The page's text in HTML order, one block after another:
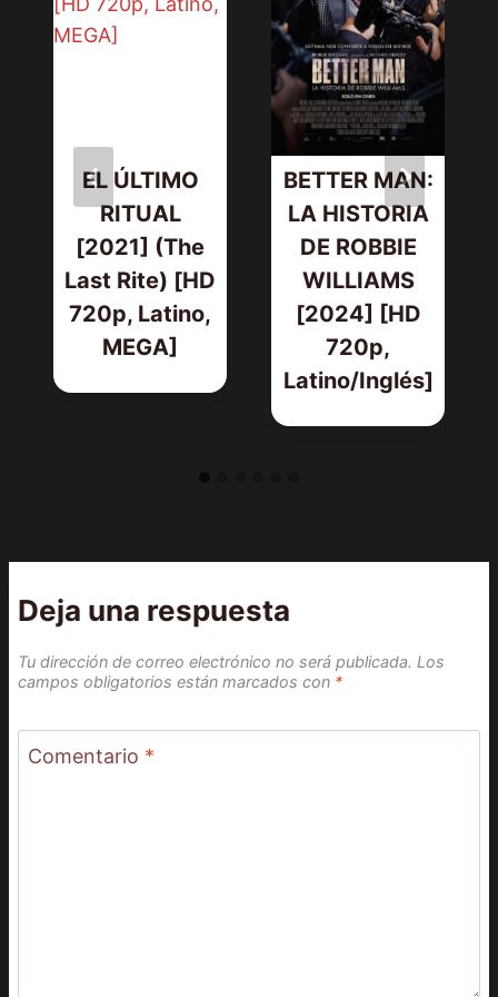
EL ÚLTIMO
RITUAL
[2021] (The
Last Rite) [HD
720p, Latino,
MEGA]
BETTER MAN:
LA HISTORIA
DE ROBBIE
WILLIAMS
[2024] [HD
720p,
Latino/Inglés]
Deja una respuesta
Tu dirección de correo electrónico no será publicada. Los
campos obligatorios están marcados con *
Comentario *